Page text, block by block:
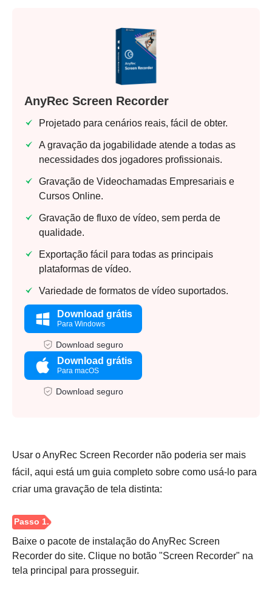
AnyRec Screen Recorder
Projetado para cenários reais, fácil de obter.
A gravação da jogabilidade atende a todas as
necessidades dos jogadores profissionais.
Gravação de Videochamadas Empresariais e
Cursos Online.
Gravação de fluxo de vídeo, sem perda de
qualidade.
Exportação fácil para todas as principais
plataformas de vídeo.
Variedade de formatos de vídeo suportados.
Download grátis
Para Windows
Download seguro
Download grátis
Para macOS
Download seguro
Usar o AnyRec Screen Recorder não poderia ser mais
fácil, aqui está um guia completo sobre como usá-lo para
criar uma gravação de tela distinta:
Baixe o pacote de instalação do AnyRec Screen
Recorder do site. Clique no botão "Screen Recorder" na
tela principal para prosseguir.